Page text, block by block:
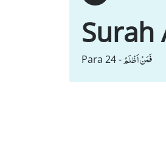
Surah
Para 24 -فَمَنْ اَظْلَمُ